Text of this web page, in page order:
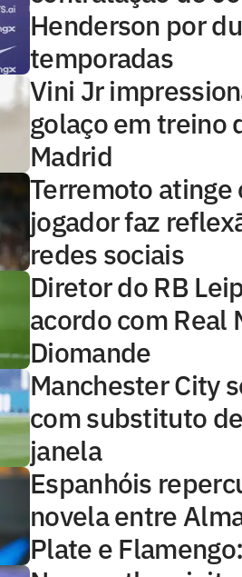
Henderson por
temporadas
Vini Jr
golaço em treino
Madrid
Terremoto atinge
jogador faz
redes sociais
Diretor do RB
acordo com Real
Diomande
Manchester City
com substituto
janela
Espanhóis
novela entre
Plate e